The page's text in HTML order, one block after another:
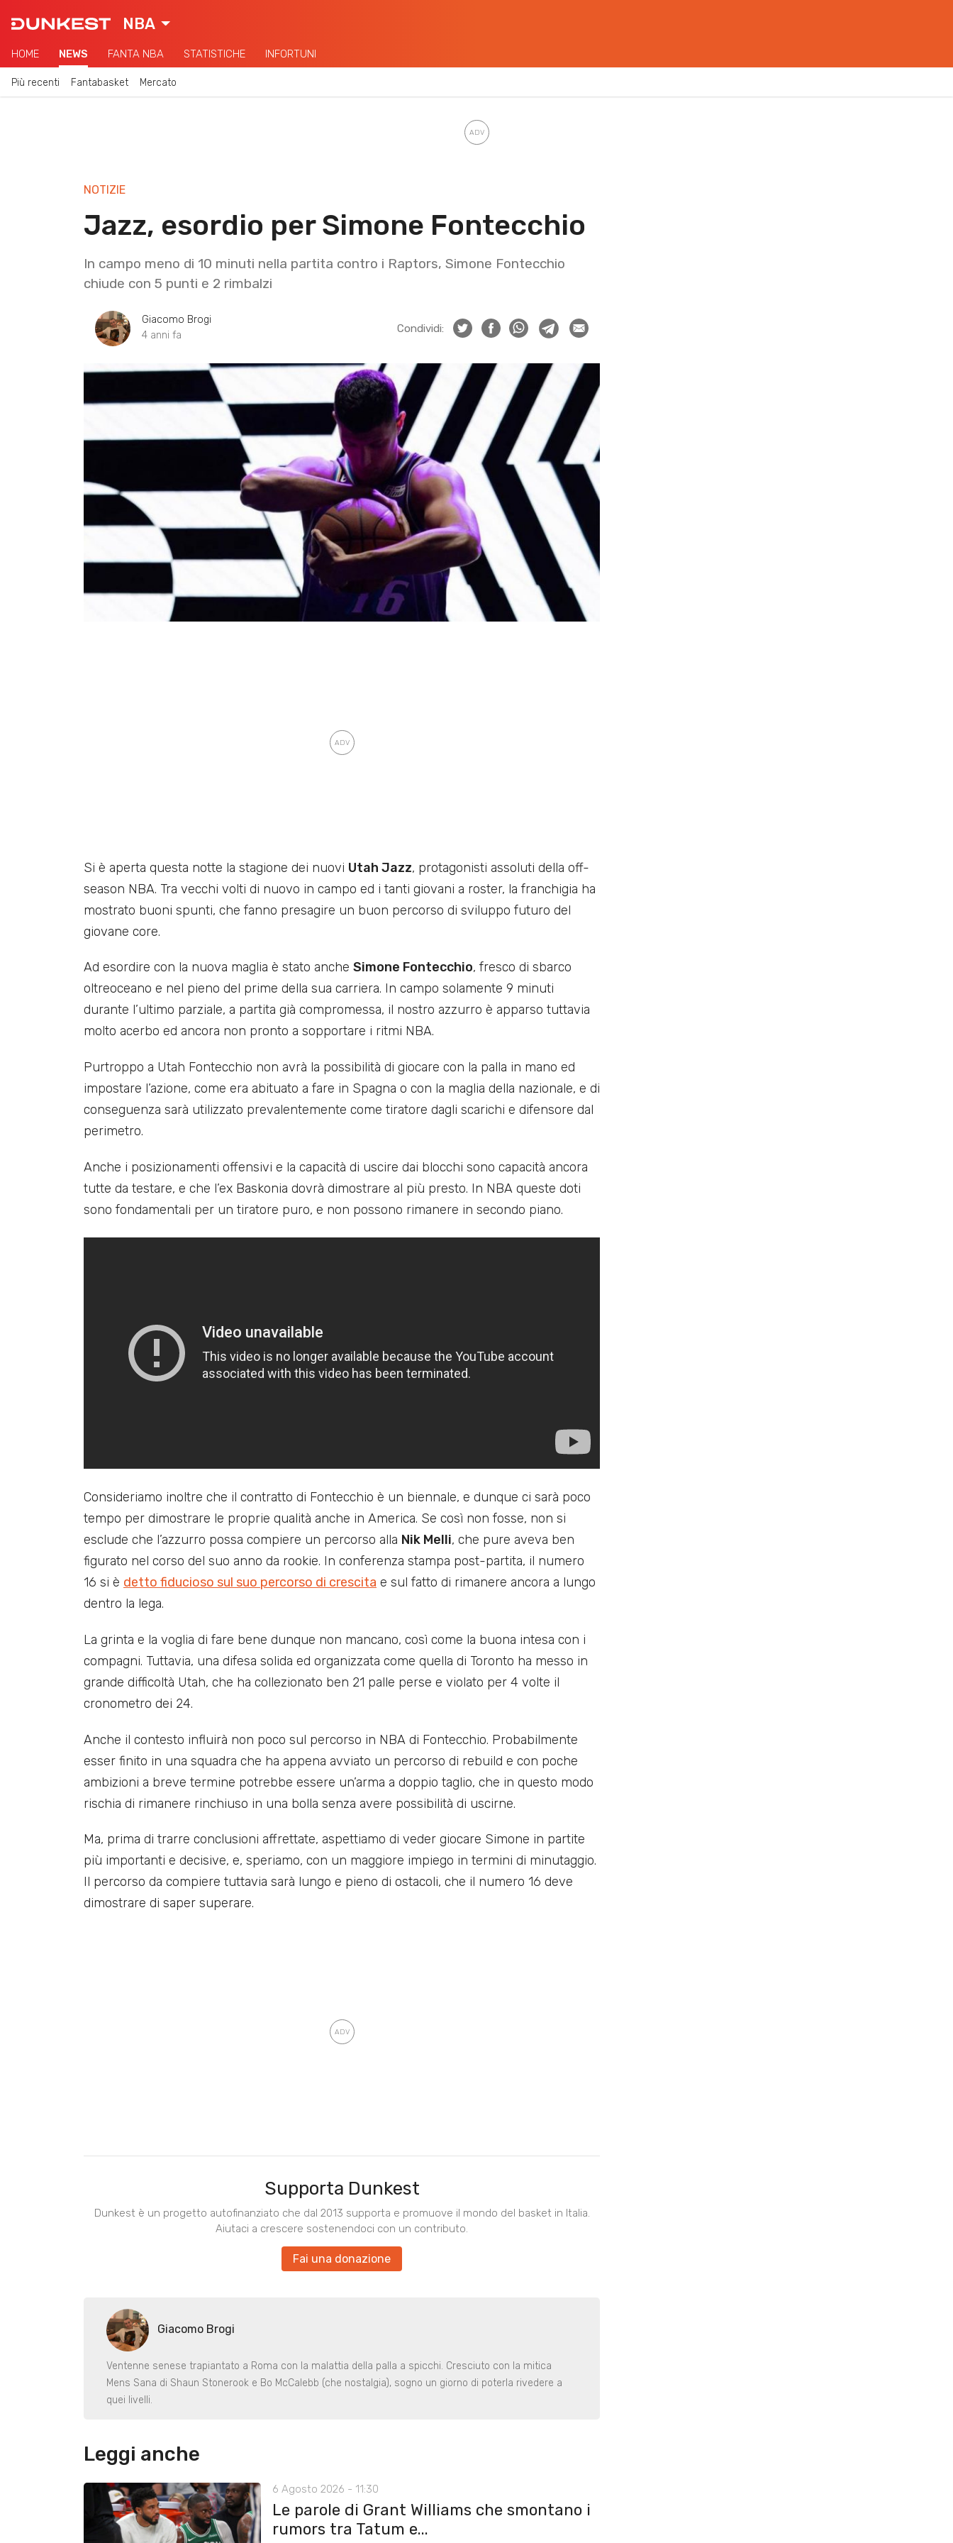
NBA
HOME NEWS FANTA NBA STATISTICHE INFORTUNI
Più recenti Fantabasket Mercato
NOTIZIE
Jazz, esordio per Simone Fontecchio
In campo meno di 10 minuti nella partita contro i Raptors, Simone Fontecchio
chiude con 5 punti e 2 rimbalzi
Giacomo Brogi
4 anni fa
Condividi:
Si è aperta questa notte la stagione dei nuovi Utah Jazz, protagonisti assoluti della off-
season NBA. Tra vecchi volti di nuovo in campo ed i tanti giovani a roster, la franchigia ha
mostrato buoni spunti, che fanno presagire un buon percorso di sviluppo futuro del
giovane core.
Ad esordire con la nuova maglia è stato anche Simone Fontecchio, fresco di sbarco
oltreoceano e nel pieno del prime della sua carriera. In campo solamente 9 minuti
durante l’ultimo parziale, a partita già compromessa, il nostro azzurro è apparso tuttavia
molto acerbo ed ancora non pronto a sopportare i ritmi NBA.
Purtroppo a Utah Fontecchio non avrà la possibilità di giocare con la palla in mano ed
impostare l’azione, come era abituato a fare in Spagna o con la maglia della nazionale, e di
conseguenza sarà utilizzato prevalentemente come tiratore dagli scarichi e difensore dal
perimetro.
Anche i posizionamenti offensivi e la capacità di uscire dai blocchi sono capacità ancora
tutte da testare, e che l’ex Baskonia dovrà dimostrare al più presto. In NBA queste doti
sono fondamentali per un tiratore puro, e non possono rimanere in secondo piano.
Consideriamo inoltre che il contratto di Fontecchio è un biennale, e dunque ci sarà poco
tempo per dimostrare le proprie qualità anche in America. Se così non fosse, non si
esclude che l’azzurro possa compiere un percorso alla Nik Melli, che pure aveva ben
figurato nel corso del suo anno da rookie. In conferenza stampa post-partita, il numero
16 si è detto fiducioso sul suo percorso di crescita e sul fatto di rimanere ancora a lungo
dentro la lega.
La grinta e la voglia di fare bene dunque non mancano, così come la buona intesa con i
compagni. Tuttavia, una difesa solida ed organizzata come quella di Toronto ha messo in
grande difficoltà Utah, che ha collezionato ben 21 palle perse e violato per 4 volte il
cronometro dei 24.
Anche il contesto influirà non poco sul percorso in NBA di Fontecchio. Probabilmente
esser finito in una squadra che ha appena avviato un percorso di rebuild e con poche
ambizioni a breve termine potrebbe essere un’arma a doppio taglio, che in questo modo
rischia di rimanere rinchiuso in una bolla senza avere possibilità di uscirne.
Ma, prima di trarre conclusioni affrettate, aspettiamo di veder giocare Simone in partite
più importanti e decisive, e, speriamo, con un maggiore impiego in termini di minutaggio.
Il percorso da compiere tuttavia sarà lungo e pieno di ostacoli, che il numero 16 deve
dimostrare di saper superare.
Supporta Dunkest
Dunkest è un progetto autofinanziato che dal 2013 supporta e promuove il mondo del basket in Italia.
Aiutaci a crescere sostenendoci con un contributo.
Fai una donazione
Giacomo Brogi
Ventenne senese trapiantato a Roma con la malattia della palla a spicchi. Cresciuto con la mitica
Mens Sana di Shaun Stonerook e Bo McCalebb (che nostalgia), sogno un giorno di poterla rivedere a
quei livelli.
Leggi anche
6 Agosto 2026 - 11:30
Le parole di Grant Williams che smontano i
rumors tra Tatum e...